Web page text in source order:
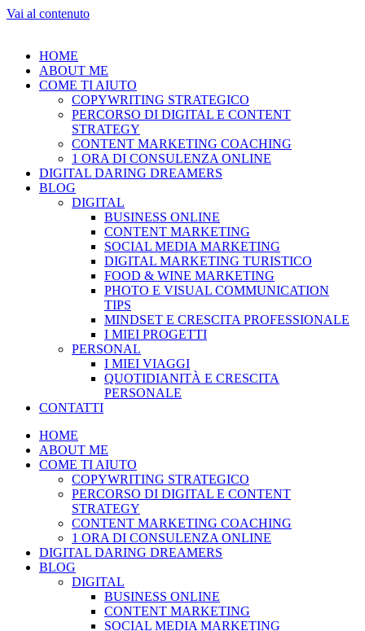
Vai al contenuto
HOME
ABOUT ME
COME TI AIUTO
COPYWRITING STRATEGICO
PERCORSO DI DIGITAL E CONTENT
STRATEGY
CONTENT MARKETING COACHING
1 ORA DI CONSULENZA ONLINE
DIGITAL DARING DREAMERS
BLOG
DIGITAL
BUSINESS ONLINE
CONTENT MARKETING
SOCIAL MEDIA MARKETING
DIGITAL MARKETING TURISTICO
FOOD & WINE MARKETING
PHOTO E VISUAL COMMUNICATION
TIPS
MINDSET E CRESCITA PROFESSIONALE
I MIEI PROGETTI
PERSONAL
I MIEI VIAGGI
QUOTIDIANITÀ E CRESCITA
PERSONALE
CONTATTI
HOME
ABOUT ME
COME TI AIUTO
COPYWRITING STRATEGICO
PERCORSO DI DIGITAL E CONTENT
STRATEGY
CONTENT MARKETING COACHING
1 ORA DI CONSULENZA ONLINE
DIGITAL DARING DREAMERS
BLOG
DIGITAL
BUSINESS ONLINE
CONTENT MARKETING
SOCIAL MEDIA MARKETING